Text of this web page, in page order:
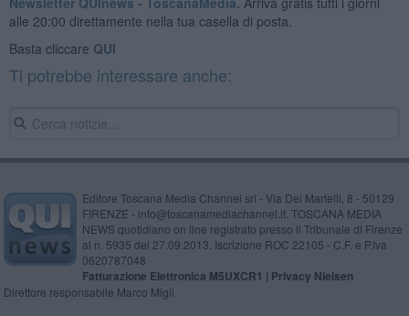
alle 20:00 direttamente nella tua casella di posta.
Basta cliccare QUI
Ti potrebbe interessare anche:
Editore Toscana Media Channel srl - Via Dei Martelli, 8 - 50129
FIRENZE - info@toscanamediachannel.it. TOSCANA MEDIA
NEWS quotidiano on line registrato presso il Tribunale di Firenze
al n. 5935 del 27.09.2013. Iscrizione ROC 22105 - C.F. e P.Iva
0620787048
Fatturazione Elettronica M5UXCR1 | Privacy Nielsen
Direttore responsabile Marco Migli